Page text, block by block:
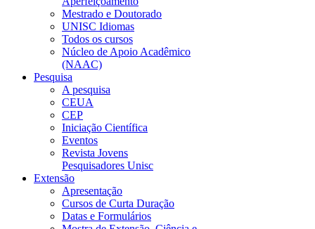
Mestrado e Doutorado
UNISC Idiomas
Todos os cursos
Núcleo de Apoio Acadêmico
(NAAC)
Pesquisa
A pesquisa
CEUA
CEP
Iniciação Científica
Eventos
Revista Jovens
Pesquisadores Unisc
Extensão
Apresentação
Cursos de Curta Duração
Datas e Formulários